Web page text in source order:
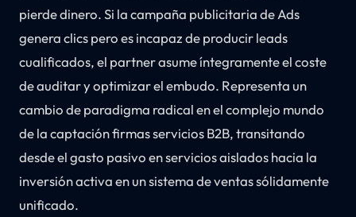
pierde dinero. Si la campaña publicitaria de Ads
genera clics pero es incapaz de producir leads
cualificados, el partner asume íntegramente el coste
de auditar y optimizar el embudo. Representa un
cambio de paradigma radical en el complejo mundo
de la captación firmas servicios B2B, transitando
desde el gasto pasivo en servicios aislados hacia la
inversión activa en un sistema de ventas sólidamente
unificado.